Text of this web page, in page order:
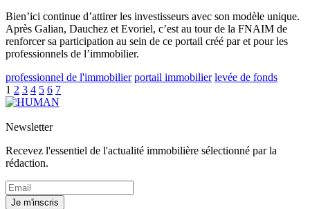
Bien’ici continue d’attirer les investisseurs avec son modèle unique.
Après Galian, Dauchez et Evoriel, c’est au tour de la FNAIM de
renforcer sa participation au sein de ce portail créé par et pour les
professionnels de l’immobilier.
professionnel de l'immobilier portail immobilier levée de fonds
1 2 3 4 5 6 7
Newsletter
Recevez l'essentiel de l'actualité immobilière sélectionné par la
rédaction.
Je m'inscris